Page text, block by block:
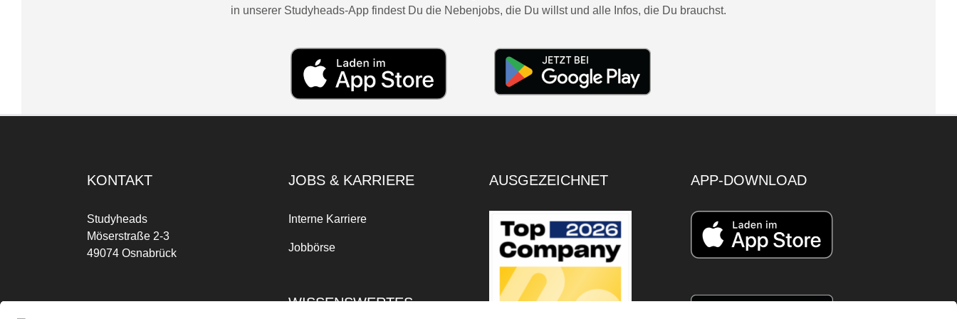
in unserer Studyheads-App findest Du die Nebenjobs, die Du willst und alle Infos, die Du brauchst.
KONTAKT
Studyheads
Möserstraße 2-3
49074 Osnabrück
JOBS & KARRIERE
Interne Karriere
Jobbörse
WISSENSWERTES
AUSGEZEICHNET APP-DOWNLOAD